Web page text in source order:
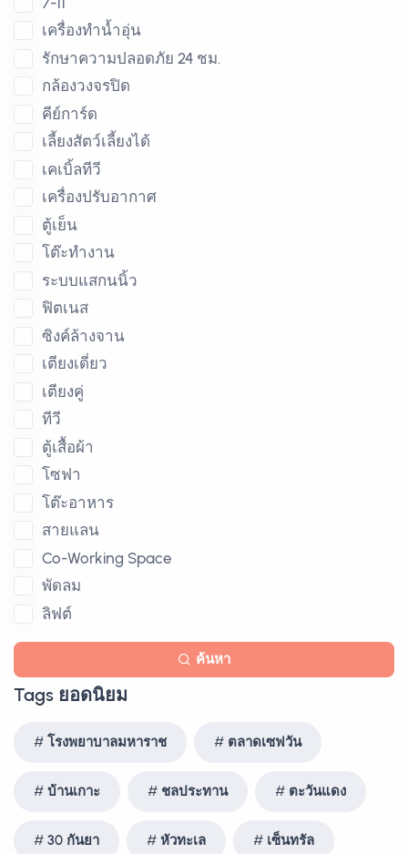
เครื่องทำน้ำอุ่น
รักษาความปลอดภัย 24 ชม.
กล้องวงจรปิด
คีย์การ์ด
เลี้ยงสัตว์เลี้ยงได้
เคเบิ้ลทีวี
เครื่องปรับอากาศ
ตู้เย็น
โต๊ะทำงาน
ระบบแสกนนิ้ว
ฟิตเนส
ซิงค์ล้างจาน
เตียงเดี่ยว
เตียงคู่
ทีวี
ตู้เสื้อผ้า
โซฟา
โต๊ะอาหาร
สายแลน
Co-Working Space
พัดลม
ลิฟต์
ค้นหา
Tags ยอดนิยม
โรงพยาบาลมหาราช ตลาดเซฟวัน
บ้านเกาะ ชลประทาน ตะวันแดง
30 กันยา หัวทะเล เซ็นทรัล